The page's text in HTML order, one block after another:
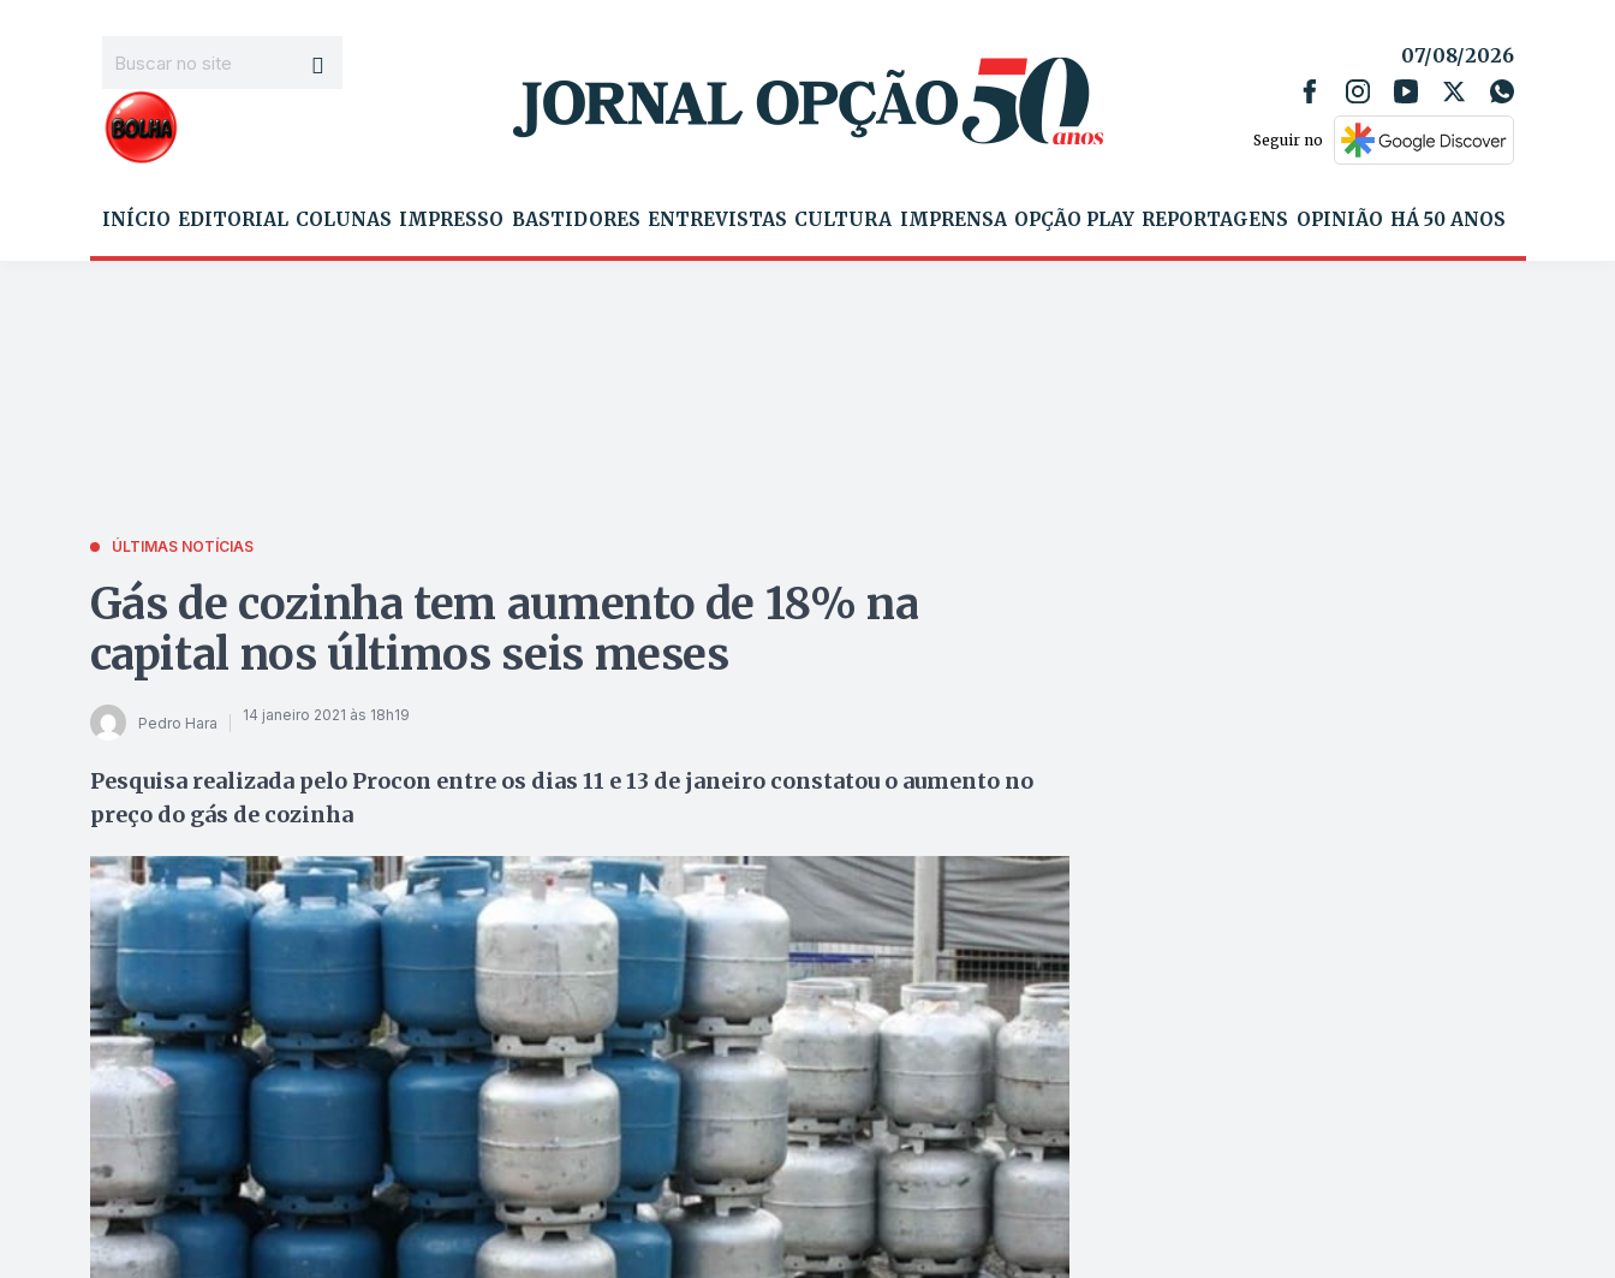
07/08/2026
Seguir no
INÍCIO EDITORIAL COLUNAS IMPRESSO BASTIDORES ENTREVISTAS CULTURA IMPRENSA OPÇÃO PLAY REPORTAGENS OPINIÃO HÁ 50 ANOS
ÚLTIMAS NOTÍCIAS
Gás de cozinha tem aumento de 18% na
capital nos últimos seis meses
Pedro Hara 14 janeiro 2021 às 18h19
Pesquisa realizada pelo Procon entre os dias 11 e 13 de janeiro constatou o aumento no
preço do gás de cozinha